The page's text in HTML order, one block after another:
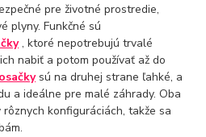
pre životné prostredie,
plyny. Funkčné sú
, ktoré nepotrebujú trvalé
nabiť a potom používať až do
sú na druhej strane ľahké, a
a ideálne pre malé záhrady. Oba
konfiguráciách, takže sa